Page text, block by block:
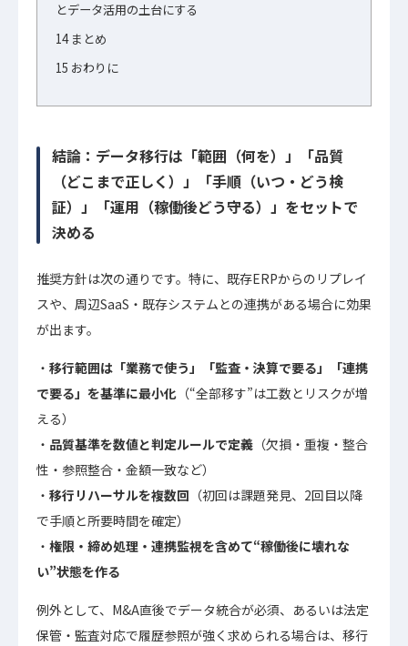
とデータ活用の土台にする
14まとめ
15 おわりに
結論：データ移行は「範囲（何を）」「品質
（どこまで正しく）」「手順（いつ・どう検
証）」「運用（稼働後どう守る）」をセットで
決める
推奨方針は次の通りです。特に、既存ERPからのリプレイ
スや、周辺SaaS・既存システムとの連携がある場合に効果
が出ます。
移行範囲は「業務で使う」「監査・決算で要る」「連携
で要る」を基準に最小化 （“全部移す”は工数とリスクが増
える）
品質基準を数値と判定ルールで定義 （欠損・重複・整合
性・参照整合・金額一致など）
移行リハーサルを複数回 （初回は課題発見、2回目以降
で手順と所要時間を確定）
権限・締め処理・連携監視を含めて“稼働後に壊れな
い”状態を作る
例外として、M&A直後でデータ統合が必須、あるいは法定
保管・監査対応で履歴参照が強く求められる場合は、移行